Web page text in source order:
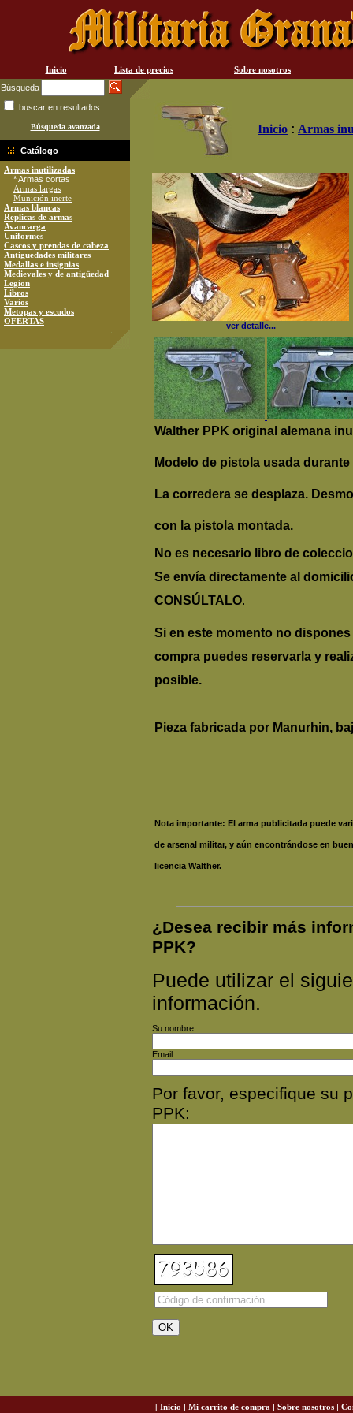
Inicio Lista de precios
Sobre nosotros
Búsqueda
buscar en resultados
Búsqueda avanzada
Catálogo
Armas inutilizadas
* Armas cortas
Armas largas
Munición inerte
Armas blancas
Replicas de armas
Avancarga
Uniformes
Cascos y prendas de cabeza
Antiguedades militares
Medallas e insignias
Medievales y de antigüedad
Legion
Libros
Varios
Metopas y escudos
OFERTAS
Inicio : Armas
ver detalle...
Walther PPK original alemana
Modelo de pistola usada
La corredera se desplaza.
con la pistola montada.
No es necesario libro de
Se envía directamente al
CONSÚLTALO.
Si en este momento no
compra puedes reservarla y
posible.
Pieza fabricada por Manurhin,
Nota importante: El arma publicitada puede
de arsenal militar, y aún encontrándose en
licencia Walther.
¿Desea recibir más
PPK?
Puede utilizar el
información.
Su nombre:
Email
Por favor, especifique su
PPK:
[ Inicio | Mi carrito de compra | Sobre nosotros|